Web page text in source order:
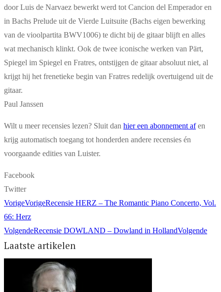
door Luis de Narvaez bewerkt werd tot Cancion del Emperador en
in Bachs Prelude uit de Vierde Luitsuite (Bachs eigen bewerking
van de vioolpartita BWV1006) te dicht bij de gitaar blijft en alles
wat mechanisch klinkt. Ook de twee iconische werken van Pärt,
Spiegel im Spiegel en Fratres, ontstijgen de gitaar absoluut niet, al
krijgt hij het frenetieke begin van Fratres redelijk overtuigend uit de
gitaar.
Paul Janssen
Wilt u meer recensies lezen? Sluit dan hier een abonnement afen
krijg automatisch toegang tot honderden andere recensies én
voorgaande edities van Luister.
Facebook
Twitter
VorigeVorigeRecensie HERZ – The Romantic Piano Concerto, Vol.
66: Herz
VolgendeRecensie DOWLAND – Dowland in HollandVolgende
Laatste artikelen